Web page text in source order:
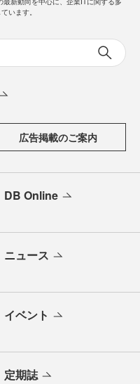
います。
広告掲載のご案内
DB Online
ニュース
イベント
定期誌